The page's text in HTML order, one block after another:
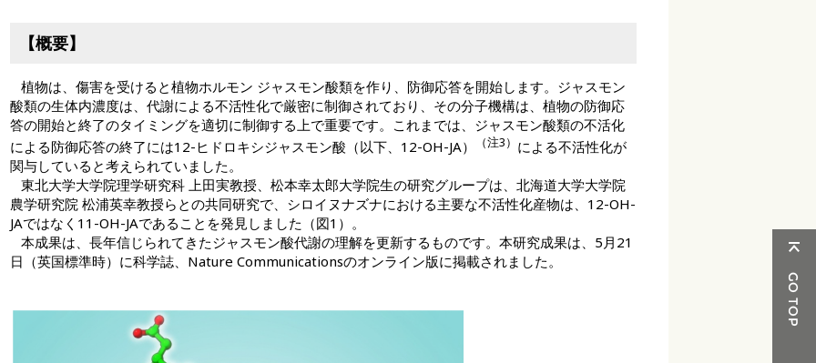
【概要】
植物は、傷害を受けると植物ホルモン ジャスモン酸類を作り、防御応答を開始します。ジャスモン
酸類の生体内濃度は、代謝による不活性化で厳密に制御されており、その分子機構は、植物の防御応
答の開始と終了のタイミングを適切に制御する上で重要です。これまでは、ジャスモン酸類の不活化
による防御応答の終了には12-ヒドロキシジャスモン酸（以下、12-OH-JA）
（注3） による不活性化が
関与していると考えられていました。
東北大学大学院理学研究科 上田実教授、松本幸太郎大学院生の研究グループは、北海道大学大学院
農学研究院 松浦英幸教授らとの共同研究で、シロイヌナズナにおける主要な不活性化産物は、12-OH-
JAではなく11-OH-JAであることを発見しました（図1）。
本成果は、長年信じられてきたジャスモン酸代謝の理解を更新するものです。本研究成果は、5月21
日（英国標準時）に科学誌、Nature Communicationsのオンライン版に掲載されました。